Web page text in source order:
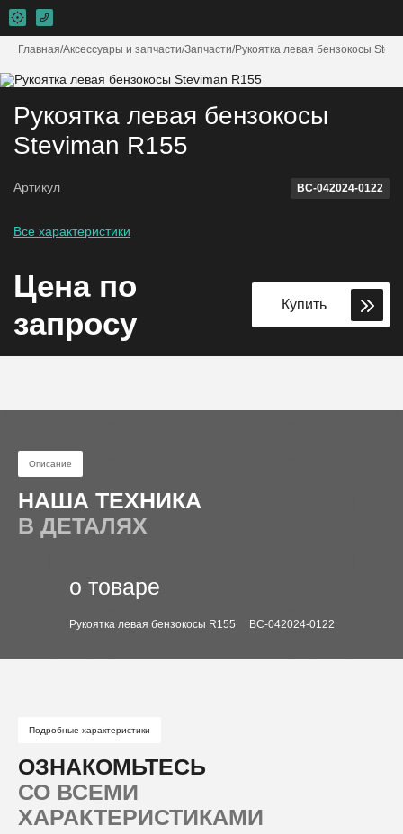
Главная Аксессуары и запчасти Запчасти Рукоятка левая бензокосы
Рукоятка левая бензокосы
Steviman R155
Артикул ВС-042024-0122
Все характеристики
Цена по
запросу
Купить
Описание
НАША ТЕХНИКА
В ДЕТАЛЯХ
о товаре
Рукоятка левая бензокосы R155 ВС-042024-0122
Подробные характеристики
ОЗНАКОМЬТЕСЬ
СО ВСЕМИ
ХАРАКТЕРИСТИКАМИ